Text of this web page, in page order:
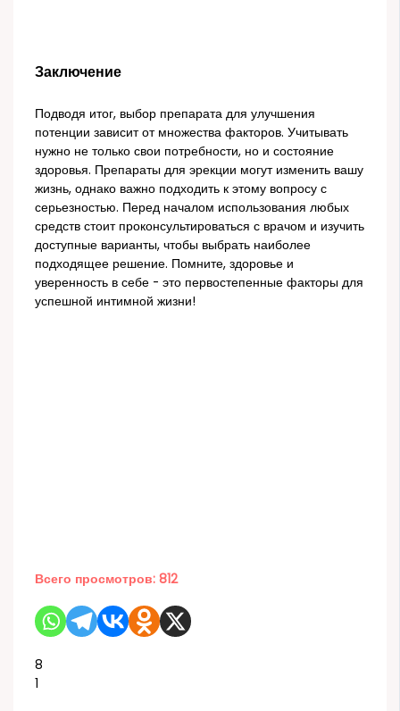
Заключение
Подводя итог, выбор препарата для улучшения
потенции зависит от множества факторов. Учитывать
нужно не только свои потребности, но и состояние
здоровья. Препараты для эрекции могут изменить вашу
жизнь, однако важно подходить к этому вопросу с
серьезностью. Перед началом использования любых
средств стоит проконсультироваться с врачом и изучить
доступные варианты, чтобы выбрать наиболее
подходящее решение. Помните, здоровье и
уверенность в себе - это первостепенные факторы для
успешной интимной жизни!
Всего просмотров: 812
8
1